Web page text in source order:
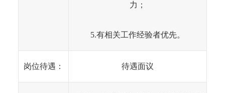
力；
5.有相关工作经验者优先。
岗位待遇： 待遇面议